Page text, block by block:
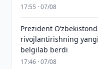
17:55 · 07/08
Prezident
rivojlantirishning
belgilab berdi
17:46 · 07/08